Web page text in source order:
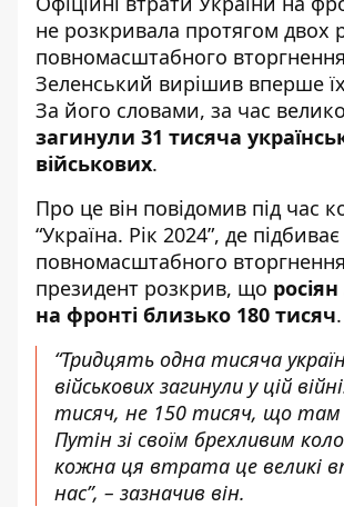
не розкривала протягом двох
повномасштабного
Зеленський вирішив вперше
За його словами, за час
загинули 31 тисяча
військових.
Про це він повідомив під час
“Україна. Рік 2024”, де
повномасштабного
президент розкрив, що
на фронті близько 180 тисяч.
“Тридцять одна тисяча
військових загинули у цій
тисяч, не 150 тисяч, що
Путін зі своїм брехливим
кожна ця втрата це великі
нас”, – зазначив він.